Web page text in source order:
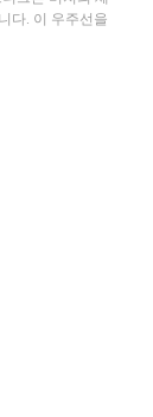
다. 이 우주선을